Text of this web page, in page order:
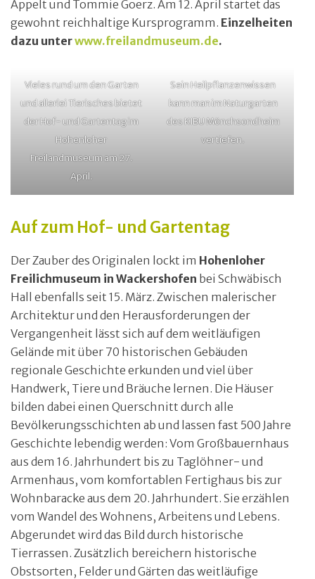
Appelt und Tommie Goerz. Am 12. April startet das
gewohnt reichhaltige Kursprogramm. Einzelheiten
dazu unterwww.freilandmuseum.de.
Vieles rund um den Garten
und allerlei Tierisches bietet
der Hof- und Gartentag im
Hohenloher
Freilandmuseum am 27.
April.
Sein Heilpflanzenwissen
kann man im Naturgarten
des KIBU Mönchsondheim
vertiefen.
Auf zum Hof- und Gartentag
Der Zauber des Originalen lockt im Hohenloher
Freilichmuseum in Wackershofen bei Schwäbisch
Hall ebenfalls seit 15. März. Zwischen malerischer
Architektur und den Herausforderungen der
Vergangenheit lässt sich auf dem weitläufigen
Gelände mit über 70 historischen Gebäuden
regionale Geschichte erkunden und viel über
Handwerk, Tiere und Bräuche lernen. Die Häuser
bilden dabei einen Querschnitt durch alle
Bevölkerungsschichten ab und lassen fast 500 Jahre
Geschichte lebendig werden: Vom Großbauernhaus
aus dem 16. Jahrhundert bis zu Taglöhner- und
Armenhaus, vom komfortablen Fertighaus bis zur
Wohnbaracke aus dem 20. Jahrhundert. Sie erzählen
vom Wandel des Wohnens, Arbeitens und Lebens.
Abgerundet wird das Bild durch historische
Tierrassen. Zusätzlich bereichern historische
Obstsorten, Felder und Gärten das weitläufige